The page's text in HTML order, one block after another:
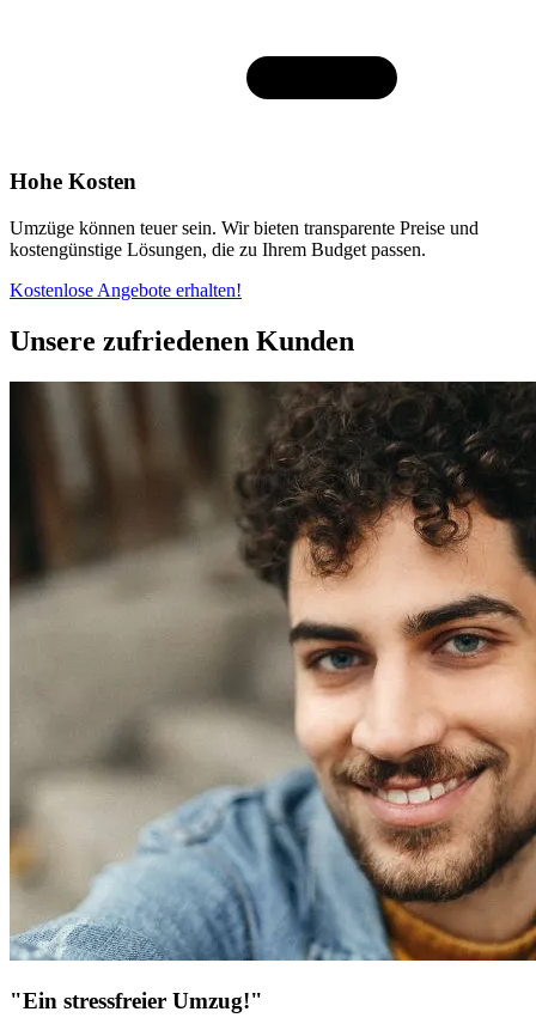
Hohe Kosten
Umzüge können teuer sein. Wir bieten transparente Preise und
kostengünstige Lösungen, die zu Ihrem Budget passen.
Kostenlose Angebote erhalten!
Unsere zufriedenen Kunden
"Ein stressfreier Umzug!"